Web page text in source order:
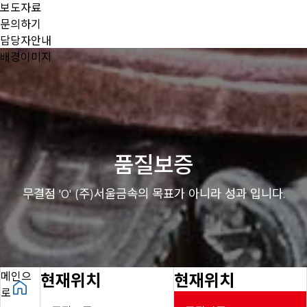
보도자료
문의하기
담당자안내
품질보증
무결점 '0' (주)서울금속의 목표가 아니라 성과 입니다.
배경이미지
메인으
로
현재위치 현재위치